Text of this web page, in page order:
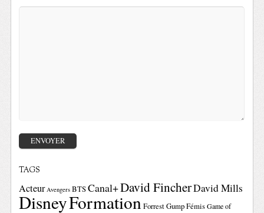
TAGS
Acteur Avengers BTSCanal+David FincherDavid Mills
DisneyFormationForrest GumpFémis Game of